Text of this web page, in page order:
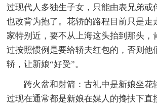
过现代人多独生子女，只能由表兄弟或
也改背为抱了。花轿的路程目前只是走
家特别近，要不从上海这头抬到那头，
过按照惯例是要给轿夫红包的，否则他
轿，让新娘“好受”。
跨火盆和射箭：古礼中是新娘坐花
过现在通常都是新娘在媒人的搀扶下直